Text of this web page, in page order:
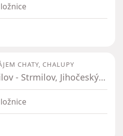
CHATY, CHALUPY
Strmilov - Strmilov, Jihočeský kraj